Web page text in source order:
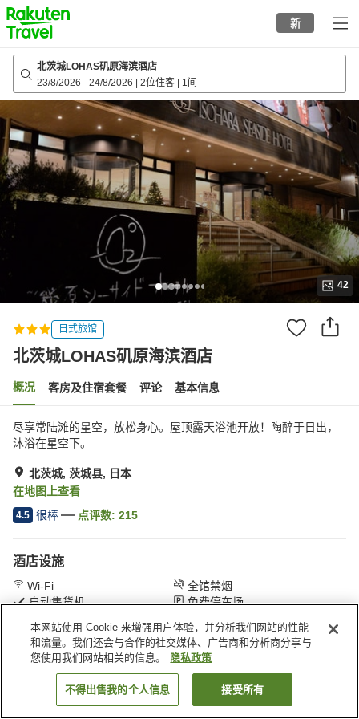
to
top
page
新
北茨城LOHAS矶原海滨酒店
23/8/2026 - 24/8/2026 2位住客 1间
42
日式旅馆
北茨城LOHAS矶原海滨酒店
概况 客房及住宿套餐 评论 基本信息
尽享常陆滩的星空，放松身心。屋顶露天浴池开放！陶醉于日出，
沐浴在星空下。
北茨城, 茨城县, 日本
在地图上查看
4.5 很棒 点评数: 215
酒店设施
Wi-Fi
全馆禁烟
自动售货机
免费停车场
首页 日本 茨城县 北茨城 北茨城LOHAS矶原海滨酒店
搜索客房
本网站使用 Cookie 来增强用户体验，并分析我们网站的性能
和流量。我们还会与合作的社交媒体、广告商和分析商分享与
您使用我们网站相关的信息。
隐私政策
不得出售我的个人信息 接受所有